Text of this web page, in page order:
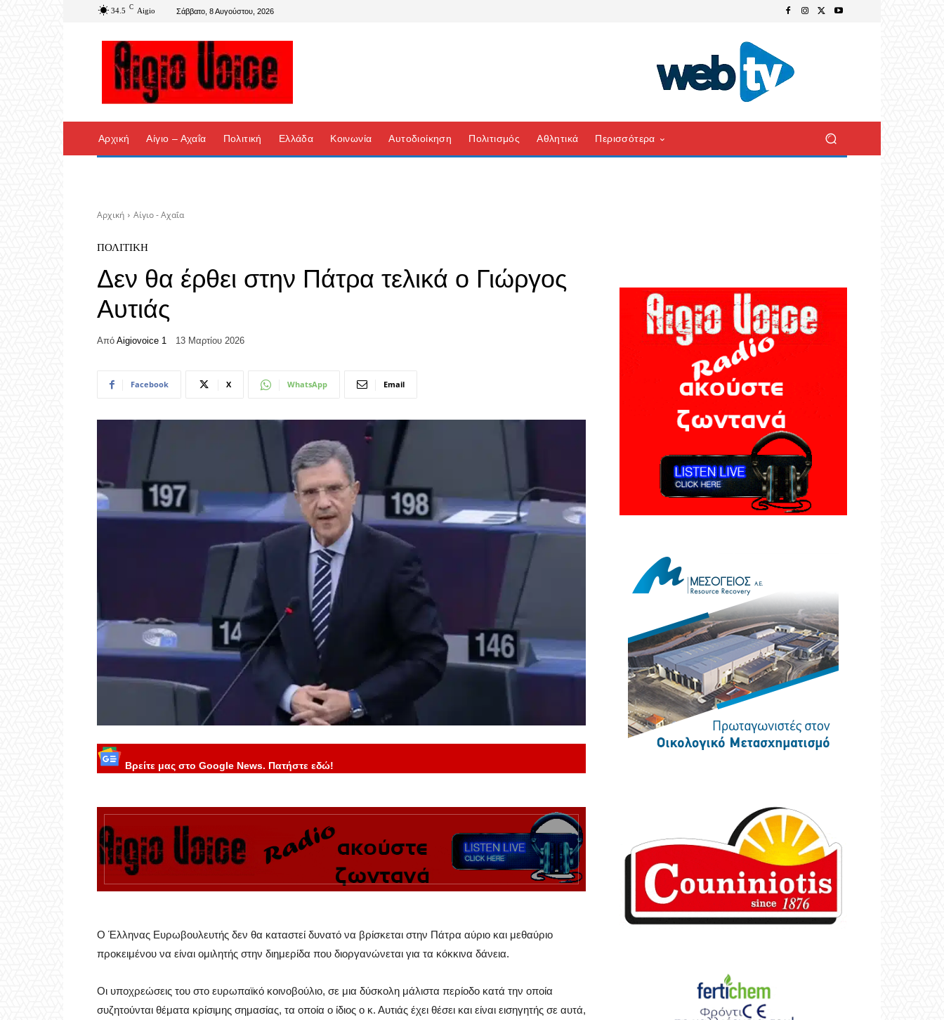
34.5 C Aigio Σάββατο, 8 Αυγούστου, 2026
Αρχική Αίγιο – Αχαΐα Πολιτική Ελλάδα Κοινωνία Αυτοδιοίκηση Πολιτισμός Αθλητικά Περισσότερα
Αρχική Αίγιο - Αχαΐα
ΠΟΛΙΤΙΚΉ
Δεν θα έρθει στην Πάτρα τελικά ο Γιώργος
Αυτιάς
Από Aigiovoice 1 13 Μαρτίου 2026
Facebook X WhatsApp Email
Βρείτε μας στο Google News. Πατήστε εδώ!
Ο Έλληνας Ευρωβουλευτής δεν θα καταστεί δυνατό να βρίσκεται στην Πάτρα αύριο και μεθαύριο
προκειμένου να είναι ομιλητής στην διημερίδα που διοργανώνεται για τα κόκκινα δάνεια.
Οι υποχρεώσεις του στο ευρωπαϊκό κοινοβούλιο, σε μια δύσκολη μάλιστα περίοδο κατά την οποία
συζητούνται θέματα κρίσιμης σημασίας, τα οποία ο ίδιος ο κ. Αυτιάς έχει θέσει και είναι εισηγητής σε αυτά,